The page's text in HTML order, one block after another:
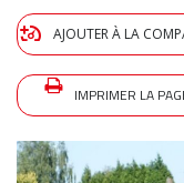
AJOUTER À LA
IMPRIMER LA